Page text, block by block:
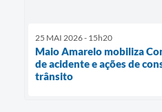
25 MAI 2026 - 15h20
Maio Amarelo mobiliza
de acidente e ações de
trânsito